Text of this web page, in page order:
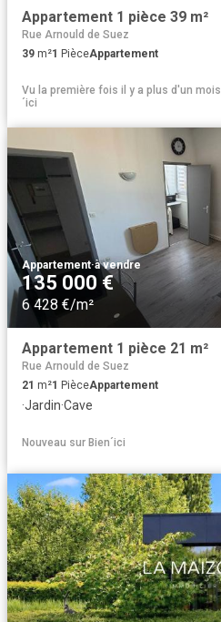
Appartement 1 pièce 39 m²
Rue Arnould de Suez
39 m²1 PièceAppartement
Vu la première fois il y a plus d'un mois
´ici
Appartement·à vendre
135 000 €
6 428 €/m²
Appartement 1 pièce 21 m²
Rue Arnould de Suez
21 m²1 PièceAppartement
·Jardin·Cave
Nouveau sur Bien´ici